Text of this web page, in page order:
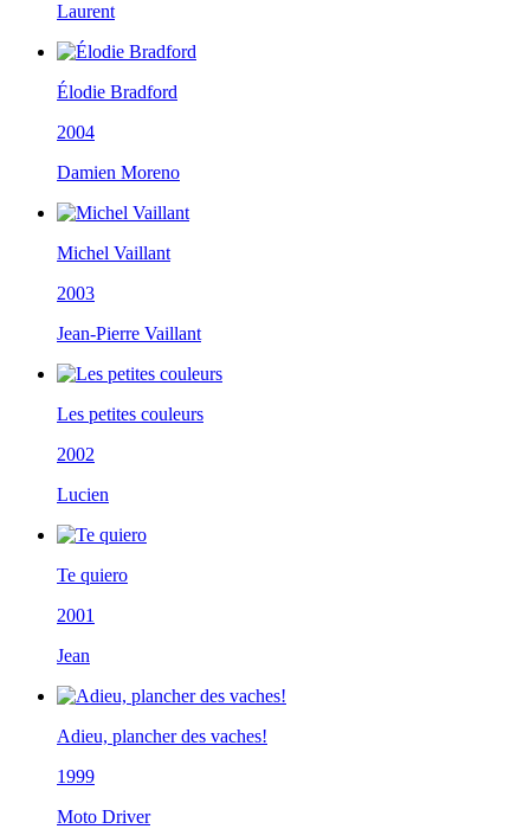
Laurent
Élodie Bradford
2004
Damien Moreno
Michel Vaillant
2003
Jean-Pierre Vaillant
Les petites couleurs
2002
Lucien
Te quiero
2001
Jean
Adieu, plancher des vaches!
1999
Moto Driver